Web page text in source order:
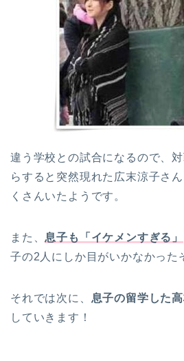
違う学校との試合になるので、
らすると突然現れた広末涼子さ
くさんいたようです。
また、 息子も「イケメンすぎる」
子の2人にしか目がいかなかった
それでは次に、 息子の留学した
していきます！